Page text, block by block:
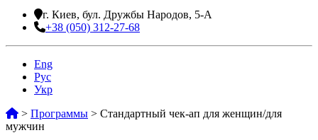
г. Киев, бул. Дружбы Народов, 5-А
+38 (050) 312-27-68
Eng
Рус
Укр
> Программы > Стандартный чек-ап для женщин/для
мужчин